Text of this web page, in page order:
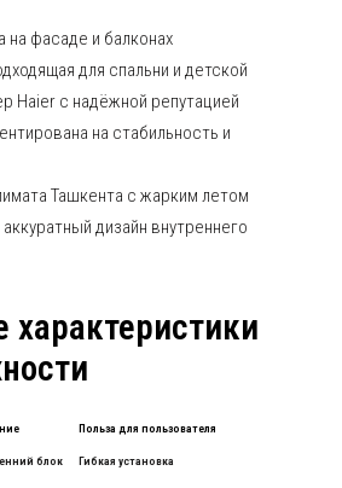
на фасаде и балконах
для спальни и детской
Haier с надёжной репутацией
на стабильность и
Ташкента с жарким летом
дизайн внутреннего
Польза для пользователя
блок Гибкая установка